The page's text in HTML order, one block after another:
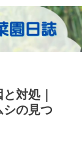
対処｜
シの見つ